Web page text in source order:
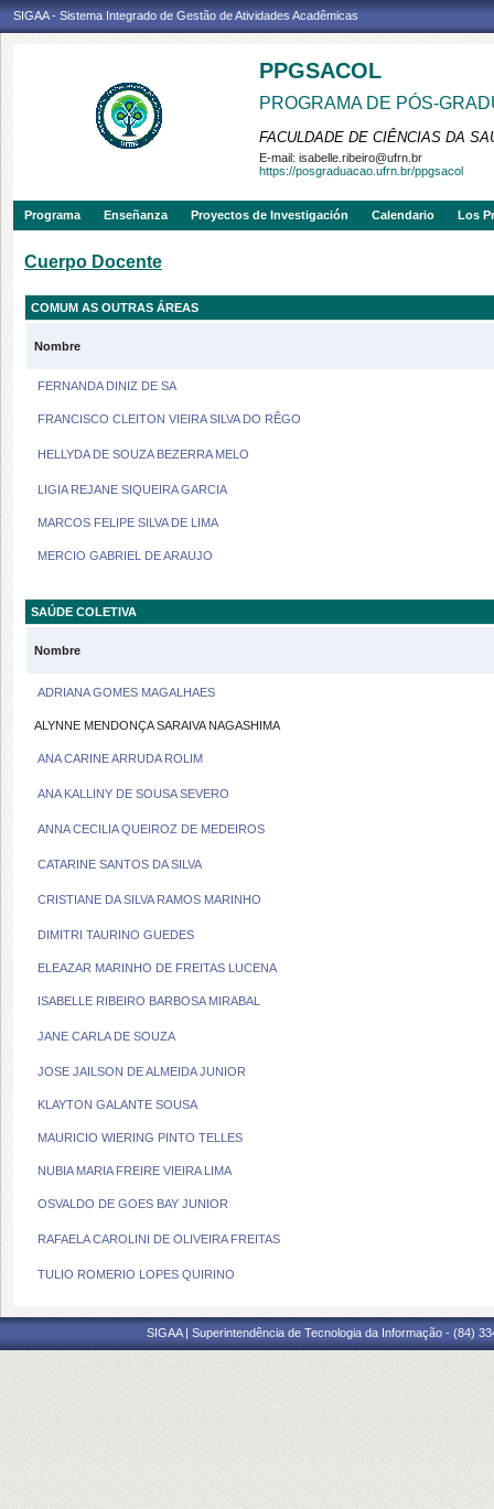
SIGAA - Sistema Integrado de Gestão de Atividades Acadêmicas
PPGSACOL
PROGRAMA DE PÓS-
FACULDADE DE CIÊNCIAS DA
E-mail: isabelle.ribeiro@ufrn.br
https://posgraduacao.ufrn.br/ppgsacol
Programa Enseñanza Proyectos de Investigación Calendario Los
Cuerpo Docente
COMUM AS OUTRAS ÁREAS
Nombre
FERNANDA DINIZ DE SA
FRANCISCO CLEITON VIEIRA SILVA DO RÊGO
HELLYDA DE SOUZA BEZERRA MELO
LIGIA REJANE SIQUEIRA GARCIA
MARCOS FELIPE SILVA DE LIMA
MERCIO GABRIEL DE ARAUJO
SAÚDE COLETIVA
Nombre
ADRIANA GOMES MAGALHAES
ALYNNE MENDONÇA SARAIVA NAGASHIMA
ANA CARINE ARRUDA ROLIM
ANA KALLINY DE SOUSA SEVERO
ANNA CECILIA QUEIROZ DE MEDEIROS
CATARINE SANTOS DA SILVA
CRISTIANE DA SILVA RAMOS MARINHO
DIMITRI TAURINO GUEDES
ELEAZAR MARINHO DE FREITAS LUCENA
ISABELLE RIBEIRO BARBOSA MIRABAL
JANE CARLA DE SOUZA
JOSE JAILSON DE ALMEIDA JUNIOR
KLAYTON GALANTE SOUSA
MAURICIO WIERING PINTO TELLES
NUBIA MARIA FREIRE VIEIRA LIMA
OSVALDO DE GOES BAY JUNIOR
RAFAELA CAROLINI DE OLIVEIRA FREITAS
TULIO ROMERIO LOPES QUIRINO
SIGAA | Superintendência de Tecnologia da Informação - (84)